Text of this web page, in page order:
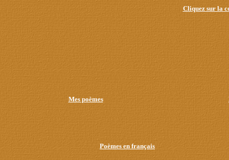
Cliquez sur la
Mes poèmes
Poèmes en français